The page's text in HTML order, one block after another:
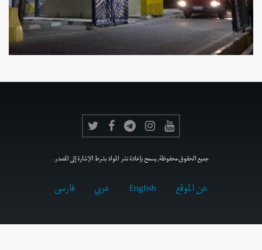
جميع الحقوق محفوظة, يسمح بإعادة نشر المواد بشرط الإشارة إلى المصدر.
عن الموقع English عربي فارسى